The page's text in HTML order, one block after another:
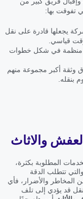
تفوقت بها:
يجعلها قادرة على نقل
قياسي.
منظمة في شكل خطوات
وثقة أكبر مجموعة منهم
بنقله.
والاثاث
المطلوبة بكثرة،
تتطلب الدقة
من المخاطر والأضرار، فأي
قد يؤدي إلى تلف